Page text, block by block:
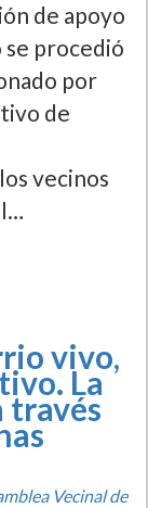
de apoyo
se procedió
por
de
vecinos
vivo,
La
través
Vecinal de